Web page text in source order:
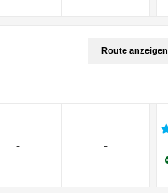
Route anzeigen
- -